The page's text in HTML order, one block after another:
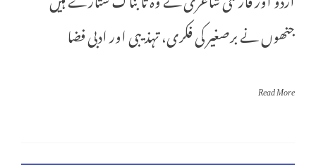
جنھوں نے برصغیر کی فکری، تہذیبی اور ادبی فضا
Read More